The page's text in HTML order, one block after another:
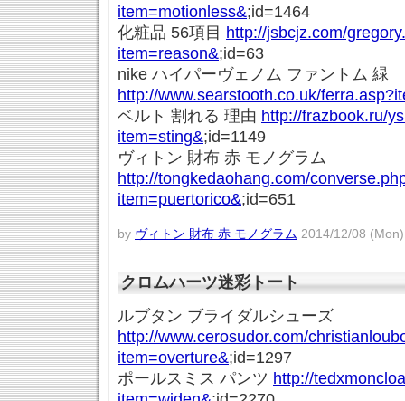
item=motionless&;id=1464
化粧品 56項目 http://jsbcjz.com/
item=reason&;id=63
nike ハイパーヴェノム ファントム 緑
http://www.searstooth.co.uk/
ベルト 割れる 理由 http://frazbook.ru/
item=sting&;id=1149
ヴィトン 財布 赤 モノグラム
http://tongkedaohang.com/
item=puertorico&;id=651
by ヴィトン 財布 赤 モノグラム 2014/12/08
クロムハーツ迷彩トート
ルブタン ブライダルシューズ
http://www.cerosudor.com/
item=overture&;id=1297
ポールスミス パンツ http://